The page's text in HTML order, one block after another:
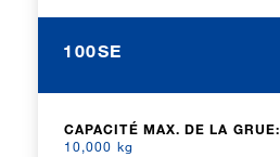
100SE
CAPACITÉ MAX. DE LA GRUE:
10,000 kg